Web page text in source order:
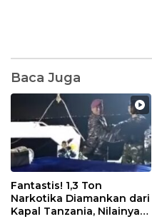
Baca Juga
Fantastis! 1,3 Ton
Narkotika Diamankan dari
Kapal Tanzania, Nilainya